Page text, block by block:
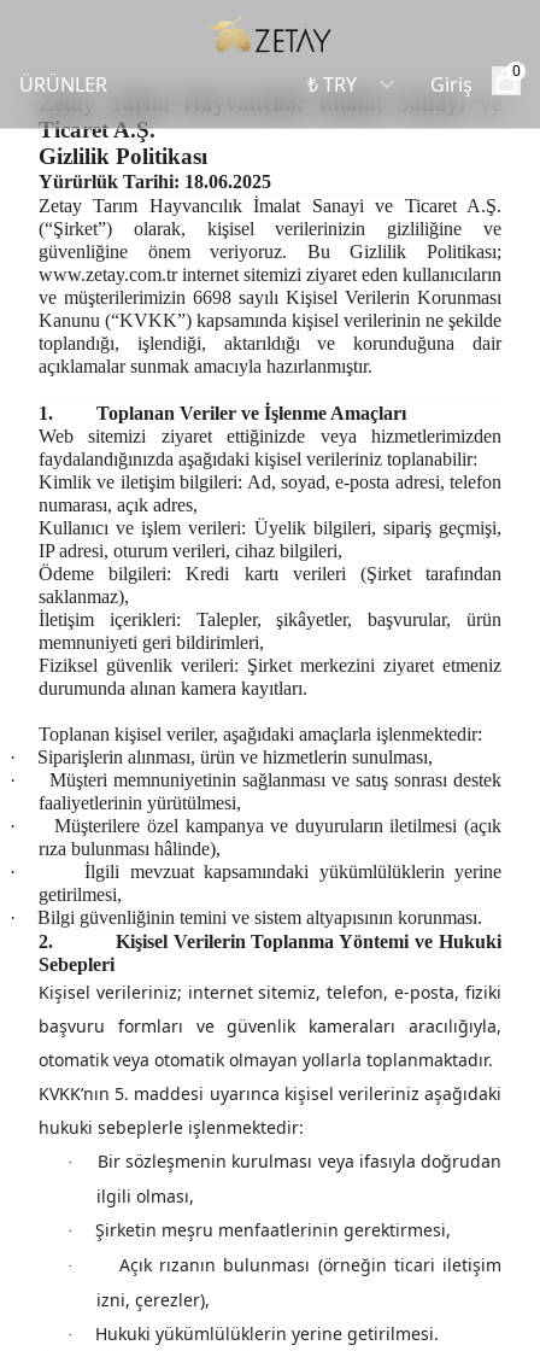
ÜRÜNLER Giriş
0
Zetay Tarım Hayvancılık İmalat Sanayi ve
Ticaret A.Ş.
Gizlilik Politikası
Yürürlük Tarihi: 18.06.2025
Zetay Tarım Hayvancılık İmalat Sanayi ve Ticaret A.Ş.
(“Şirket”) olarak, kişisel verilerinizin gizliliğine ve
güvenliğine önem veriyoruz. Bu Gizlilik Politikası;
www.zetay.com.trinternet sitemizi ziyaret eden kullanıcıların
ve müşterilerimizin 6698 sayılı Kişisel Verilerin Korunması
Kanunu (“KVKK”) kapsamında kişisel verilerinin ne şekilde
toplandığı, işlendiği, aktarıldığı ve korunduğuna dair
açıklamalar sunmak amacıyla hazırlanmıştır.
1.
Toplanan Veriler ve İşlenme Amaçları
Web sitemizi ziyaret ettiğinizde veya hizmetlerimizden
faydalandığınızda aşağıdaki kişisel verileriniz toplanabilir:
Kimlik ve iletişim bilgileri: Ad, soyad, e-posta adresi, telefon
numarası, açık adres,
Kullanıcı ve işlem verileri: Üyelik bilgileri, sipariş geçmişi,
IP adresi, oturum verileri, cihaz bilgileri,
Ödeme bilgileri: Kredi kartı verileri (Şirket tarafından
saklanmaz),
İletişim içerikleri: Talepler, şikâyetler, başvurular,
ürün
memnuniyeti geri bildirimleri,
Fiziksel güvenlik verileri: Şirket merkezini ziyaret etmeniz
durumunda alınan kamera kayıtları.
Toplanan kişisel veriler, aşağıdaki amaçlarla işlenmektedir:
·
Siparişlerin alınması, ürün ve hizmetlerin sunulması,
·
Müşteri memnuniyetinin sağlanması ve satış sonrası destek
faaliyetlerinin yürütülmesi,
·
Müşterilere özel kampanya ve duyuruların iletilmesi (açık
rıza bulunması hâlinde),
·
İlgili mevzuat kapsamındaki yükümlülüklerin yerine
getirilmesi,
·
Bilgi güvenliğinin temini ve sistem altyapısının korunması.
2.
Kişisel Verilerin Toplanma Yöntemi ve Hukuki
Sebepleri
Kişisel verileriniz; internet sitemiz, telefon, e-posta, fiziki
başvuru formları ve güvenlik kameraları aracılığıyla,
otomatik veya otomatik olmayan yollarla toplanmaktadır.
KVKK’nın 5. maddesi uyarınca kişisel verileriniz aşağıdaki
hukuki sebeplerle işlenmektedir:
·
Bir sözleşmenin kurulması veya ifasıyla doğrudan
ilgili olması,
· Şirketin meşru menfaatlerinin gerektirmesi,
·
Açık rızanın bulunması (örneğin ticari iletişim
izni, çerezler),
· Hukuki yükümlülüklerin yerine getirilmesi.